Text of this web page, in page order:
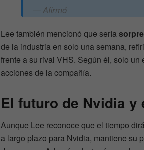
Afirmó
Lee también mencionó que sería
de la industria en solo una semana,
frente a su rival VHS. Según él, solo
acciones de la compañía.
El futuro de Nvidia
Aunque Lee reconoce que el tiempo
a largo plazo para Nvidia, mantiene su